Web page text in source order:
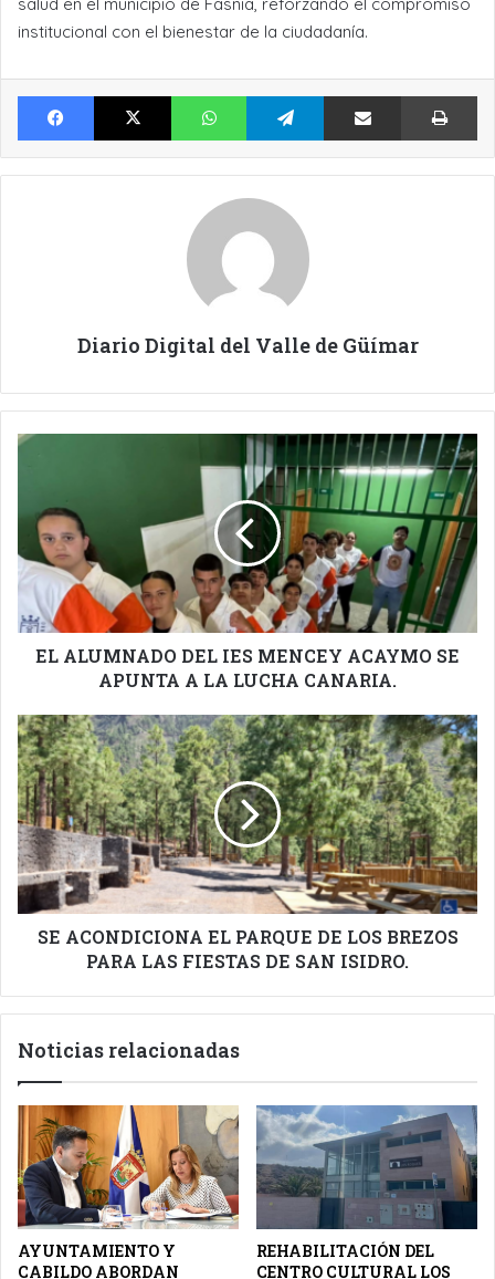
institucional con el bienestar de la ciudadanía.
Facebook X WhatsApp Telegram Compartir por Email
Diario Digital del Valle de Güímar
EL
IES
MENCEY
ACAYMO
SE
APUNTA
A
EL ALUMNADO DEL IES MENCEY ACAYMO SE
APUNTA A LA LUCHA CANARIA.
SE
ACONDICIONA
EL
PARQUE
DE
LOS
BREZOS
PARA
LAS
FIESTAS
ISIDRO.
SE ACONDICIONA EL PARQUE DE LOS BREZOS
PARA LAS FIESTAS DE SAN ISIDRO.
Noticias relacionadas
AYUNTAMIENTO Y
CABILDO ABORDAN
REHABILITACIÓN DEL
CENTRO CULTURAL LOS